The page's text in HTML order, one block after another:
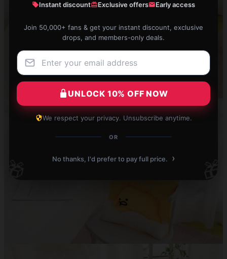
Instant discount Exclusive offers Early access
Join 50,000+ fans & get your instant discount, exclusive
drops, and members-only deals.
UNLOCK 10% OFF NOW
We respect your privacy. Unsubscribe anytime.
OR
No thanks, I'd prefer to pay full price. ›